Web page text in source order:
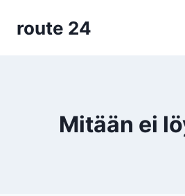
sisältöön
route 24
Mitään ei